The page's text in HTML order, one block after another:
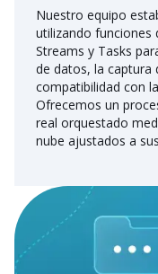
Nuestro equipo
utilizando funciones
Streams y Tasks
de datos, la captura
compatibilidad con
Ofrecemos un
real orquestado
nube ajustados a